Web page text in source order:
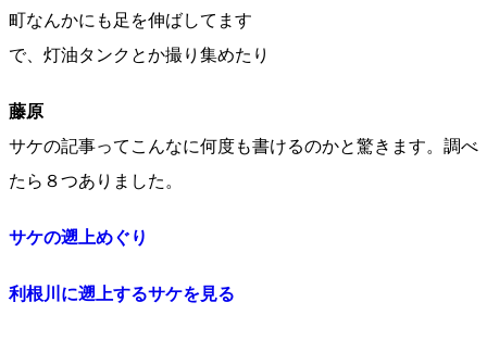
町なんかにも足を伸ばしてます
で、灯油タンクとか撮り集めたり
藤原
サケの記事ってこんなに何度も書けるのかと驚きます。調べ
たら８つありました。
サケの遡上めぐり
利根川に遡上するサケを見る